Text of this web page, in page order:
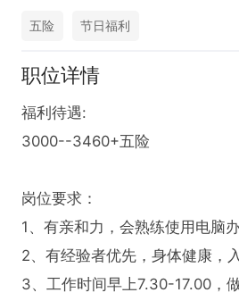
五险 节日福利
职位详情
福利待遇:
3000--3460+五险
岗位要求：
1、有亲和力，会熟练使用电脑办
2、有经验者优先，身体健康，
3、工作时间早上7.30-17.00，